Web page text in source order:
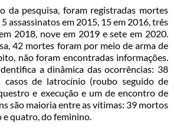
da pesquisa, foram registradas mortes
assassinatos em 2015, 15 em 2016, três
2018, nove em 2019 e sete em 2020.
42 mortes foram por meio de arma de
não foram encontradas informações.
a dinâmica das ocorrências: 38
casos de latrocínio (roubo seguido de
e execução e um de encontro de
são maioria entre as vítimas: 39 mortos
e quatro, do feminino.